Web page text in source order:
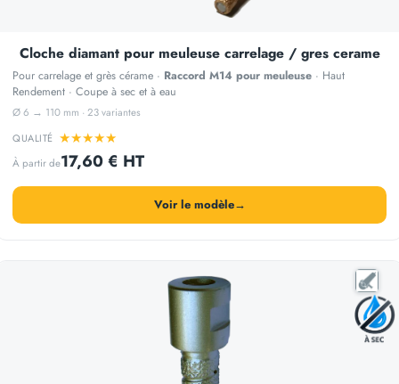
Cloche diamant pour meuleuse carrelage / gres cerame
Pour carrelage et grès cérame · Raccord M14 pour meuleuse · Haut
Rendement · Coupe à sec et à eau
Ø 6 → 110 mm · 23 variantes
QUALITÉ ★★★★★
À partir de17,60 € HT
Voir le modèle→